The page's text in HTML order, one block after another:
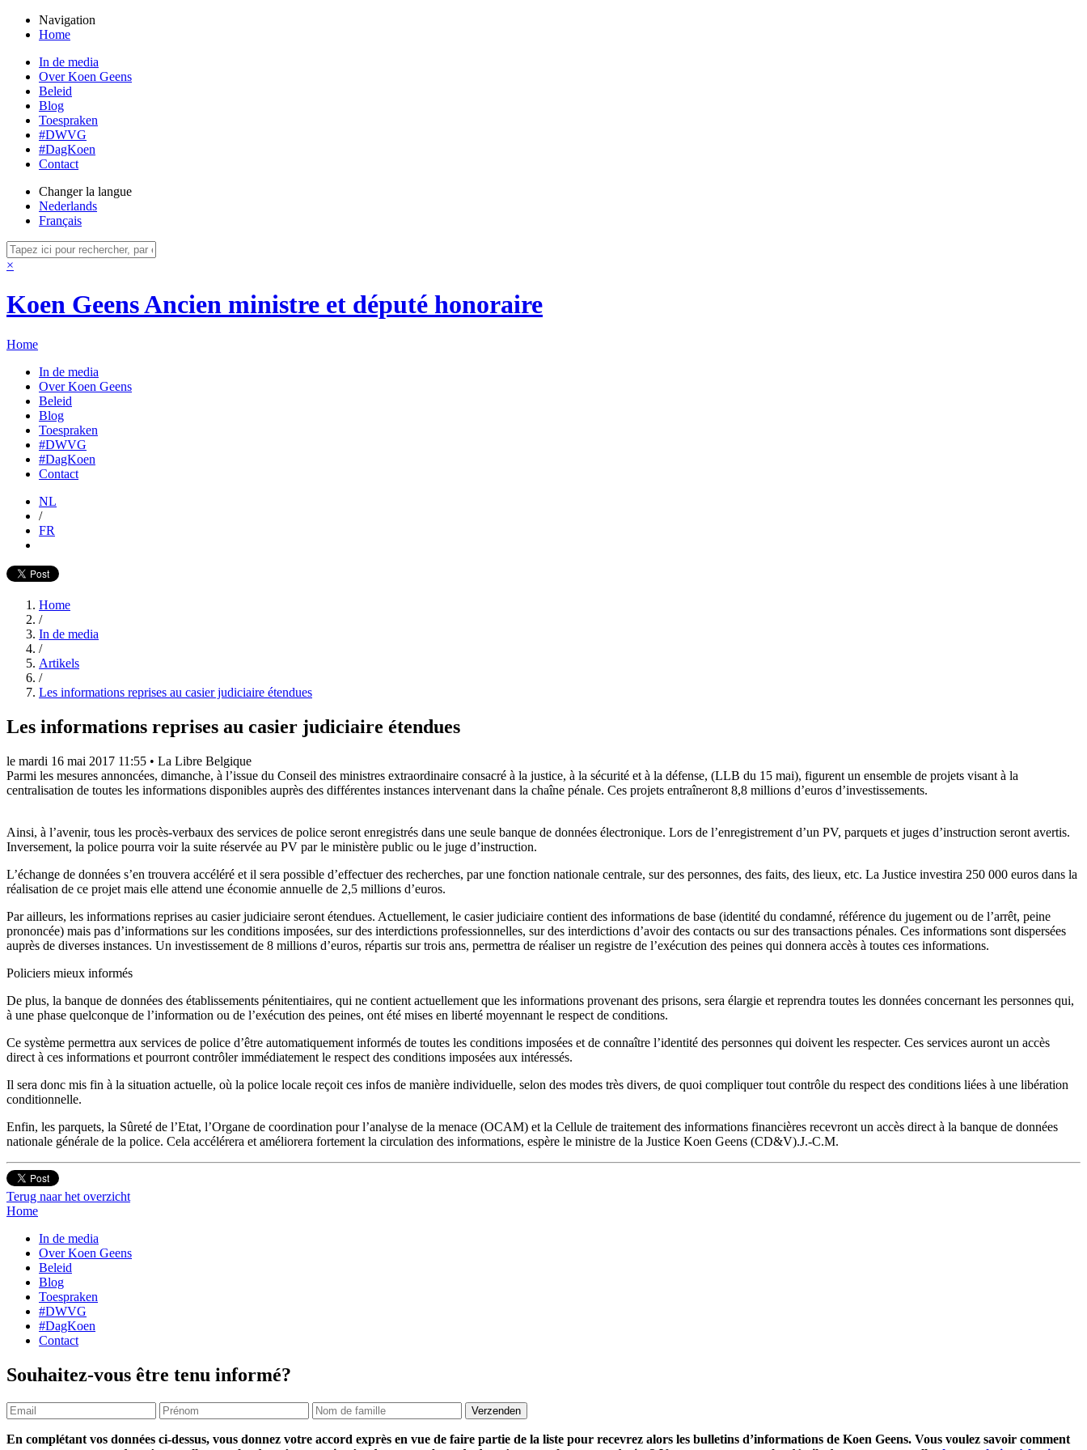
Navigation
Home
In de media
Over Koen Geens
Beleid
Blog
Toespraken
#DWVG
#DagKoen
Contact
Changer la langue
Nederlands
Français
×
Koen GeensAncien ministre et député honoraire
Home
In de media
Over Koen Geens
Beleid
Blog
Toespraken
#DWVG
#DagKoen
Contact
NL
/
FR
Home
/
In de media
/
Artikels
/
Les informations reprises au casier judiciaire étendues
Les informations reprises au casier judiciaire étendues
le mardi 16 mai 2017 11:55 • La Libre Belgique
Parmi les mesures annoncées, dimanche, à l’issue du Conseil des ministres extraordinaire consacré à la justice, à la sécurité et à la défense, (LLB du 15 mai), figurent un ensemble de projets visant à la
centralisation de toutes les informations disponibles auprès des différentes instances intervenant dans la chaîne pénale. Ces projets entraîneront 8,8 millions d’euros d’investissements.
Ainsi, à l’avenir, tous les procès-verbaux des services de police seront enregistrés dans une seule banque de données électronique. Lors de l’enregistrement d’un PV, parquets et juges d’instruction seront avertis.
Inversement, la police pourra voir la suite réservée au PV par le ministère public ou le juge d’instruction.
L’échange de données s’en trouvera accéléré et il sera possible d’effectuer des recherches, par une fonction nationale centrale, sur des personnes, des faits, des lieux, etc. La Justice investira 250 000 euros dans la
réalisation de ce projet mais elle attend une économie annuelle de 2,5 millions d’euros.
Par ailleurs, les informations reprises au casier judiciaire seront étendues. Actuellement, le casier judiciaire contient des informations de base (identité du condamné, référence du jugement ou de l’arrêt, peine
prononcée) mais pas d’informations sur les conditions imposées, sur des interdictions professionnelles, sur des interdictions d’avoir des contacts ou sur des transactions pénales. Ces informations sont dispersées
auprès de diverses instances. Un investissement de 8 millions d’euros, répartis sur trois ans, permettra de réaliser un registre de l’exécution des peines qui donnera accès à toutes ces informations.
Policiers mieux informés
De plus, la banque de données des établissements pénitentiaires, qui ne contient actuellement que les informations provenant des prisons, sera élargie et reprendra toutes les données concernant les personnes qui,
à une phase quelconque de l’information ou de l’exécution des peines, ont été mises en liberté moyennant le respect de conditions.
Ce système permettra aux services de police d’être automatiquement informés de toutes les conditions imposées et de connaître l’identité des personnes qui doivent les respecter. Ces services auront un accès
direct à ces informations et pourront contrôler immédiatement le respect des conditions imposées aux intéressés.
Il sera donc mis fin à la situation actuelle, où la police locale reçoit ces infos de manière individuelle, selon des modes très divers, de quoi compliquer tout contrôle du respect des conditions liées à une libération
conditionnelle.
Enfin, les parquets, la Sûreté de l’Etat, l’Organe de coordination pour l’analyse de la menace (OCAM) et la Cellule de traitement des informations financières recevront un accès direct à la banque de données
nationale générale de la police. Cela accélérera et améliorera fortement la circulation des informations, espère le ministre de la Justice Koen Geens (CD&V).J.-C.M.
Terug naar het overzicht
Home
In de media
Over Koen Geens
Beleid
Blog
Toespraken
#DWVG
#DagKoen
Contact
Souhaitez-vous être tenu informé?
En complétant vos données ci-dessus, vous donnez votre accord exprès en vue de faire partie de la liste pour recevrez alors les bulletins d’informations de Koen Geens. Vous voulez savoir comment